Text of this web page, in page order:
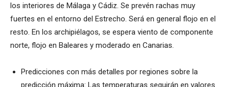
los interiores de Málaga y Cádiz. Se prevén rachas muy
fuertes en el entorno del Estrecho. Será en general flojo en el
resto. En los archipiélagos, se espera viento de componente
norte, flojo en Baleares y moderado en Canarias.
Predicciones con más detalles por regiones sobre la
predicción máxima: Las temperaturas seguirán en valores